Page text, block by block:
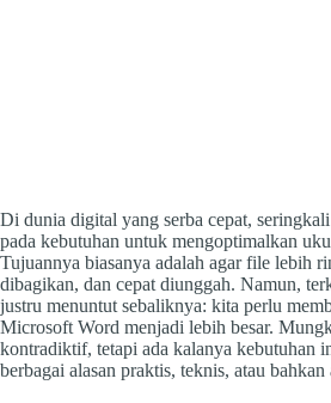
Di dunia digital yang serba cepat,
pada kebutuhan untuk mengoptimalkan
Tujuannya biasanya adalah agar file lebih
dibagikan, dan cepat diunggah. Namun,
justru menuntut sebaliknya: kita perlu
Microsoft Word menjadi lebih besar.
kontradiktif, tetapi ada kalanya kebutuhan
berbagai alasan praktis, teknis, atau bahkan